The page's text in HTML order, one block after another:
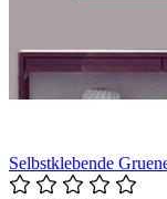
Selbstklebende